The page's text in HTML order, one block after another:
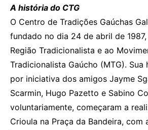
A história do CTG
O Centro de Tradições Gaúchas
fundado no dia 24 de abril de
Região Tradicionalista e ao
Tradicionalista Gaúcho (MTG).
por iniciativa dos amigos Jayme
Scarmin, Hugo Pazetto e Sabino
voluntariamente, começaram a
Crioula na Praça da Bandeira, com